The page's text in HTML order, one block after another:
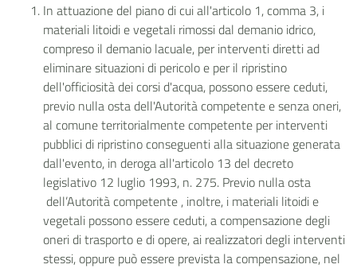
In attuazione del piano di cui all'articolo 1, comma 3, i
materiali litoidi e vegetali rimossi dal demanio idrico,
compreso il demanio lacuale, per interventi diretti ad
eliminare situazioni di pericolo e per il ripristino
dell'officiosità dei corsi d'acqua, possono essere ceduti,
previo nulla osta dell'Autorità competentee senza oneri,
al comune territorialmente competente per interventi
pubblici di ripristino conseguenti alla situazione generata
dall'evento, in deroga all'articolo 13 del decreto
legislativo 12 luglio 1993, n. 275. Previo nulla osta
dell’Autorità competente , inoltre, i materiali litoidi e
vegetali possono essere ceduti, a compensazione degli
oneri di trasporto e di opere, ai realizzatori degli interventi
stessi, oppure può essere prevista la compensazione, nel